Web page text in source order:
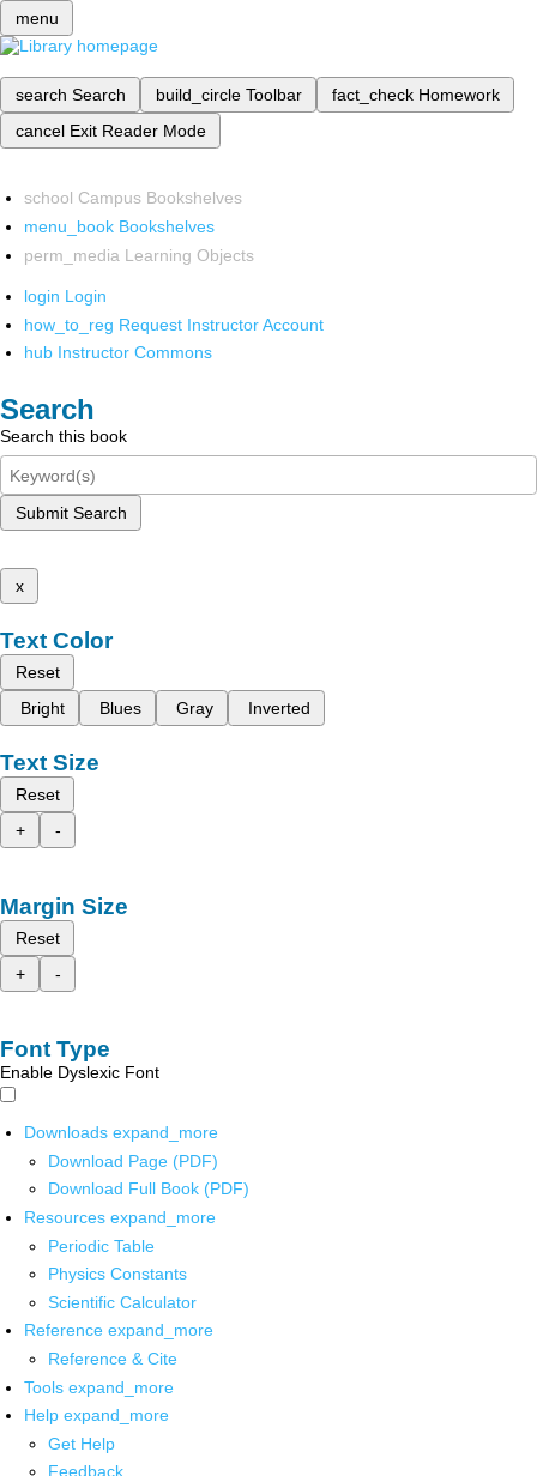
menu
search Search build_circle Toolbar fact_check Homework
cancel Exit Reader Mode
school Campus Bookshelves
menu_book Bookshelves
perm_media Learning Objects
login Login
how_to_reg Request Instructor Account
hub Instructor Commons
Search
Search this book
Submit Search
x
Text Color
Reset
Bright
Blues Gray Inverted
Text Size
Reset
+
-
Margin Size
Reset
+
-
Font Type
Enable Dyslexic Font
Downloads expand_more
Download Page (PDF)
Download Full Book (PDF)
Resources expand_more
Periodic Table
Physics Constants
Scientific Calculator
Reference expand_more
Reference & Cite
Tools expand_more
Help expand_more
Get Help
Feedback